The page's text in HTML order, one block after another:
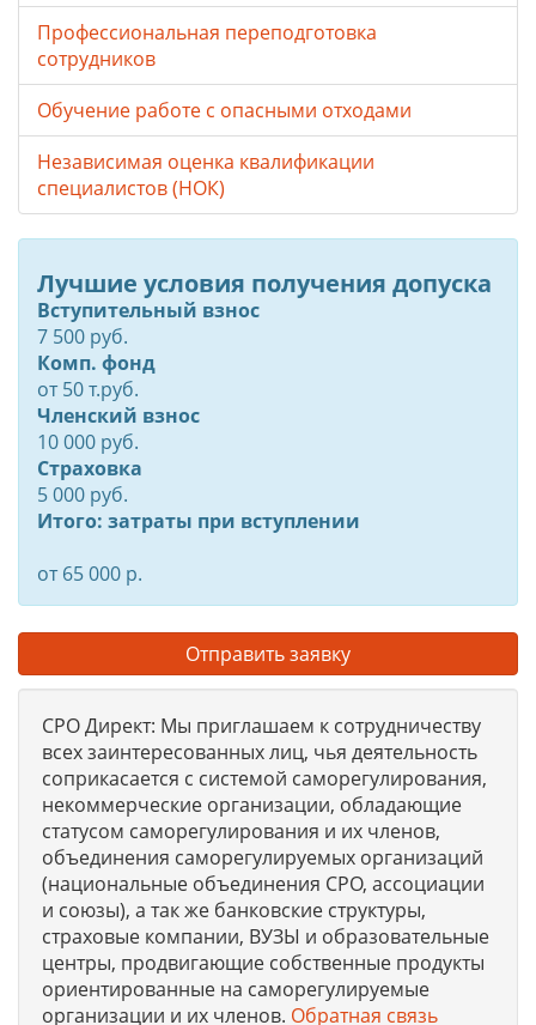
Профессиональная переподготовка
сотрудников
Обучение работе с опасными отходами
Независимая оценка квалификации
специалистов (НОК)
Лучшие условия получения допуска
Вступительный взнос
7 500 руб.
Комп. фонд
от50т.руб.
Членский взнос
10 000 руб.
Страховка
5 000 руб.
Итого: затраты при вступлении
от 65 000 р.
Отправить заявку
СРО Директ: Мы приглашаем к сотрудничеству
всех заинтересованных лиц, чья деятельность
соприкасается с системой саморегулирования,
некоммерческие организации, обладающие
статусом саморегулирования и их членов,
объединения саморегулируемых организаций
(национальные объединения СРО, ассоциации
и союзы), а так же банковские структуры,
страховые компании, ВУЗЫ и образовательные
центры, продвигающие собственные продукты
ориентированные на саморегулируемые
организации и их членов. Обратная связь